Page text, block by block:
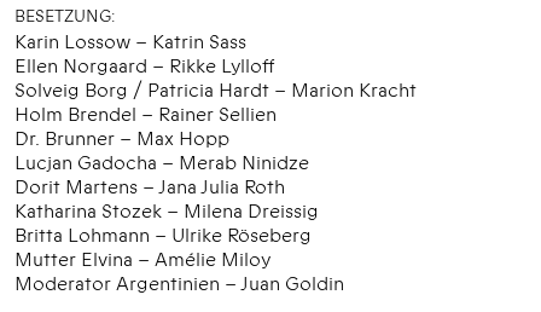
BESETZUNG:
Karin Lossow – Katrin Sass
Ellen Norgaard – Rikke Lylloff
Solveig Borg / Patricia Hardt – Marion Kracht
Holm Brendel – Rainer Sellien
Dr. Brunner – Max Hopp
Lucjan Gadocha – Merab Ninidze
Dorit Martens – Jana Julia Roth
Katharina Stozek – Milena Dreissig
Britta Lohmann – Ulrike Röseberg
Mutter Elvina – Amélie Miloy
Moderator Argentinien – Juan Goldin